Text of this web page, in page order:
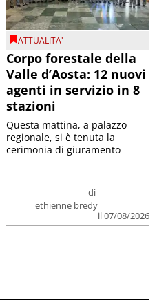
ATTUALITA'
Corpo forestale della
Valle d’Aosta: 12 nuovi
agenti in servizio in 8
stazioni
di
ethienne bredy
il 07/08/2026
Questa mattina, a palazzo
regionale, si è tenuta la
cerimonia di giuramento